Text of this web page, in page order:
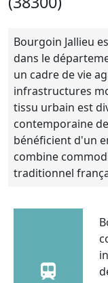
Bourgoin Jallieu
dans le
un cadre de vie
infrastructures
tissu urbain est
contemporaine
bénéficient d'un
combine
traditionnel